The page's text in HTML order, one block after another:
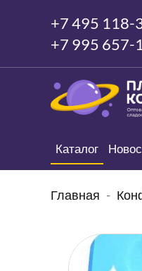
+7 495 118-
+7 995 657-
Каталог
Главная